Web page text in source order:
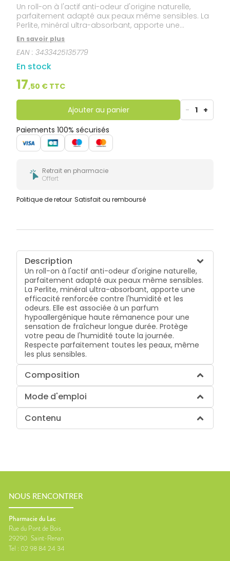
Un roll-on à l'actif anti-odeur d'origine naturelle,
parfaitement adapté aux peaux même sensibles. La
Perlite, minéral ultra-absorbant, apporte une
efficacité renforcée contre l'humidité et les odeurs.
Elle est associée à un parfum hypoallergénique
haute rémanence pour une sensation de fraîcheur
longue durée. Protège votre peau de l'humidité toute
la journée. Respecte parfaitement toutes les peaux,
même les plus sensibles.
En savoir plus
EAN :3433425135779
En stock
17,50 € TTC
Ajouter au panier - 1 +
Paiements 100% sécurisés
Retrait en pharmacie
Offert
Politique de retour Satisfait ou remboursé
Description
Un roll-on à l'actif anti-odeur d'origine naturelle,
parfaitement adapté aux peaux même sensibles.
La Perlite, minéral ultra-absorbant, apporte une
efficacité renforcée contre l'humidité et les
odeurs. Elle est associée à un parfum
hypoallergénique haute rémanence pour une
sensation de fraîcheur longue durée. Protège
votre peau de l'humidité toute la journée.
Respecte parfaitement toutes les peaux, même
les plus sensibles.
Composition
Mode d'emploi
Contenu
NOUS RENCONTRER
Pharmacie du Lac
Rue du Pont de Bois
29290 Saint-Renan
Tel : 02 98 84 24 34